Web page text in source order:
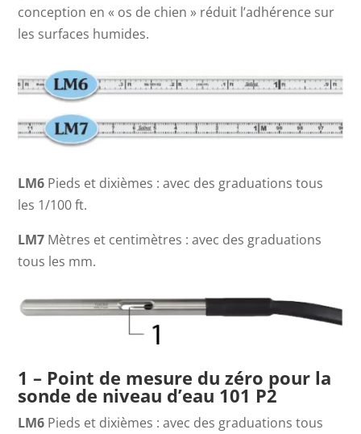
conception en « os de chien » réduit l’adhérence sur
les surfaces humides.
LM6 Pieds et dixièmes : avec des graduations tous
les 1/100 ft.
LM7 Mètres et centimètres : avec des graduations
tous les mm.
1 – Point de mesure du zéro pour la
sonde de niveau d’eau 101 P2
LM6 Pieds et dixièmes : avec des graduations tous